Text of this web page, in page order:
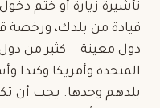
تأشيرة زيارة أو ختم
قيادة من بلدك، ورخصة
دول معينة — كثير من دول
المتحدة وأمريكا وكندا
بلدهم وحدها. يجب أن